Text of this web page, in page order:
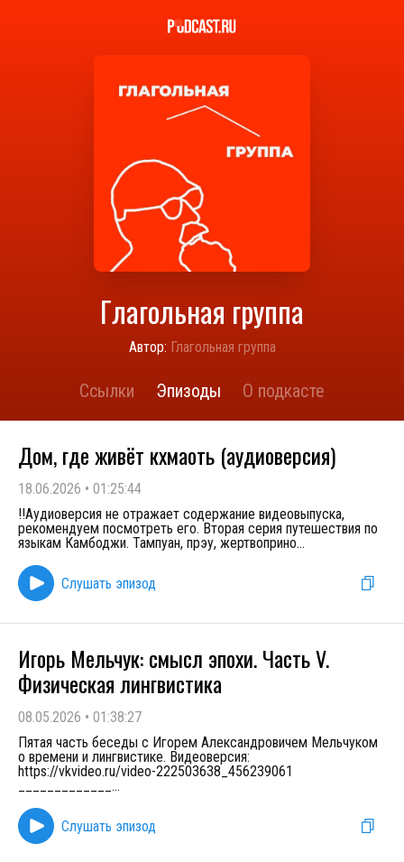
Глагольная группа
Автор: Глагольная группа
Ссылки Эпизоды О подкасте
Дом, где живёт кхмаоть (аудиоверсия)
18.06.2026 • 01:25:44
!!Аудиоверсия не отражает содержание видеовыпуска,
рекомендуем посмотреть его. Вторая серия путешествия по
языкам Камбоджи. Тампуан, прэу, жертвоприно...
Слушать эпизод
Игорь Мельчук: смысл эпохи. Часть V.
Физическая лингвистика
08.05.2026 • 01:38:27
Пятая часть беседы с Игорем Александровичем Мельчуком
о времени и лингвистике. Видеоверсия:
https://vkvideo.ru/video-222503638_456239061
...
Слушать эпизод